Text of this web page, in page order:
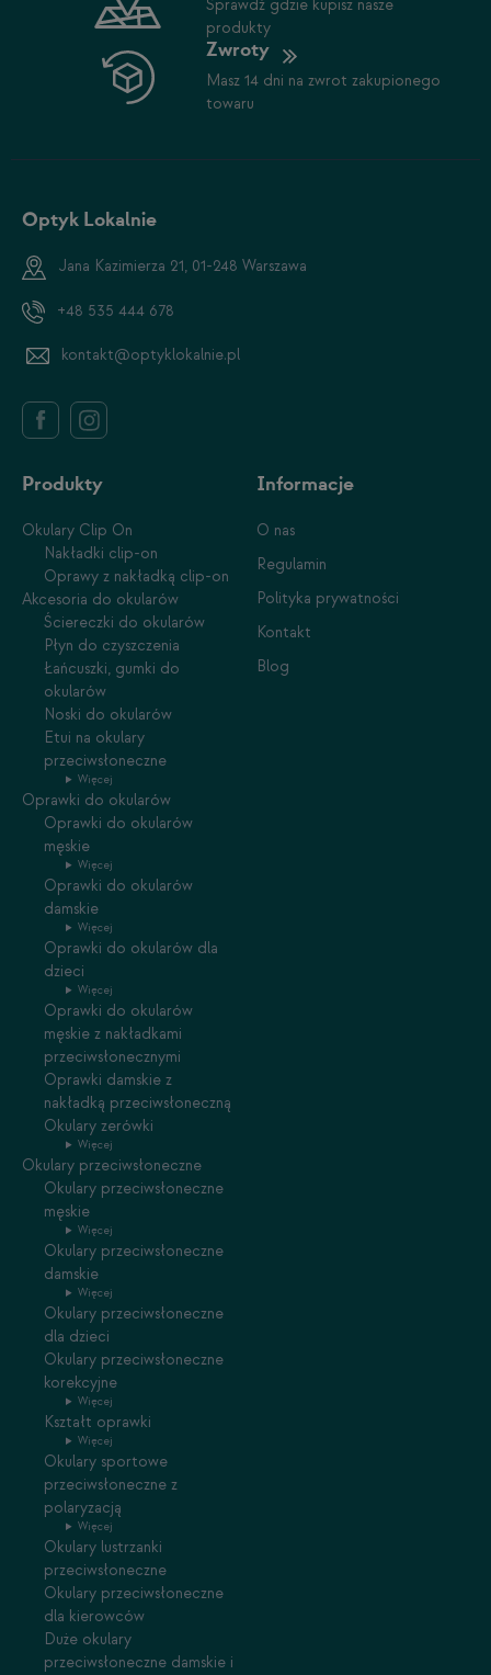
Sprawdź gdzie kupisz nasze
produkty
Zwroty
Masz 14 dni na zwrot zakupionego
towaru
Optyk Lokalnie
Jana Kazimierza 21, 01-248 Warszawa
+48 535 444 678
kontakt@optyklokalnie.pl
Produkty
Okulary Clip On
Nakładki clip-on
Oprawy z nakładką clip-on
Akcesoria do okularów
Ściereczki do okularów
Płyn do czyszczenia
Łańcuszki, gumki do
okularów
Noski do okularów
Etui na okulary
przeciwsłoneczne
Więcej
Oprawki do okularów
Oprawki do okularów
męskie
Więcej
Oprawki do okularów
damskie
Więcej
Oprawki do okularów dla
dzieci
Więcej
Oprawki do okularów
męskie z nakładkami
przeciwsłonecznymi
Oprawki damskie z
nakładką przeciwsłoneczną
Okulary zerówki
Więcej
Okulary przeciwsłoneczne
Okulary przeciwsłoneczne
męskie
Więcej
Okulary przeciwsłoneczne
damskie
Więcej
Okulary przeciwsłoneczne
dla dzieci
Okulary przeciwsłoneczne
korekcyjne
Więcej
Kształt oprawki
Więcej
Okulary sportowe
przeciwsłoneczne z
polaryzacją
Więcej
Okulary lustrzanki
przeciwsłoneczne
Okulary przeciwsłoneczne
dla kierowców
Duże okulary
przeciwsłoneczne damskie i
Informacje
O nas
Regulamin
Polityka prywatności
Kontakt
Blog